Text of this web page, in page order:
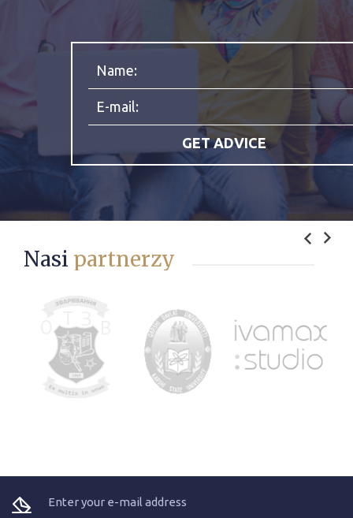
Nasi partnerzy